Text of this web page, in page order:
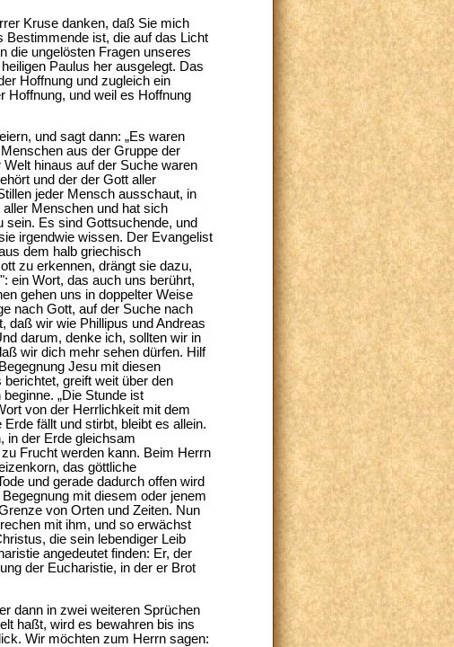
Kruse danken, daß Sie mich
Bestimmende ist, die auf das Licht
die ungelösten Fragen unseres
Paulus her ausgelegt. Das
Hoffnung und zugleich ein
Hoffnung, und weil es Hoffnung
und sagt dann: „Es waren
aus der Gruppe der
hinaus auf der Suche waren
und der der Gott aller
jeder Mensch ausschaut, in
Menschen und hat sich
Es sind Gottsuchende, und
irgendwie wissen. Der Evangelist
dem halb griechisch
zu erkennen, drängt sie dazu,
ein Wort, das auch uns berührt,
gehen uns in doppelter Weise
nach Gott, auf der Suche nach
daß wir wie Phillipus und Andreas
darum, denke ich, sollten wir in
wir dich mehr sehen dürfen. Hilf
Jesu mit diesen
greift weit über den
„Die Stunde ist
von der Herrlichkeit mit dem
fällt und stirbt, bleibt es allein.
in der Erde gleichsam
Frucht werden kann. Beim Herrn
das göttliche
und gerade dadurch offen wird
mit diesem oder jenem
von Orten und Zeiten. Nun
mit ihm, und so erwächst
die sein lebendiger Leib
angedeutet finden: Er, der
der Eucharistie, in der er Brot
dann in zwei weiteren Sprüchen
haßt, wird es bewahren bis ins
Wir möchten zum Herrn sagen: